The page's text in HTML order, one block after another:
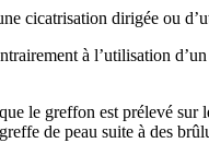
cicatrisation dirigée ou
à l’utilisation
le greffon est prélevé
de peau suite à des